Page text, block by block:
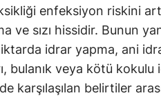
enfeksiyon riskini
ve sızı hissidir. Bunun
idrar yapma, ani
bulanık veya kötü
karşılaşılan belirtiler